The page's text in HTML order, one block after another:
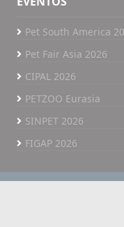
Pet South America
Pet Fair Asia 2026
CIPAL 2026
PETZOO Eurasia
SINPET 2026
FIGAP 2026